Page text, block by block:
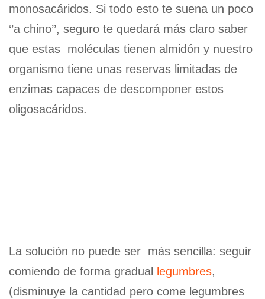
monosacáridos. Si todo esto te suena un poco
‘’a chino’’, seguro te quedará más claro saber
que estas moléculas tienen almidón y nuestro
organismo tiene unas reservas limitadas de
enzimas capaces de descomponer estos
oligosacáridos.
La solución no puede ser más sencilla: seguir
comiendo de forma gradual
legumbres,
(disminuye la cantidad pero come legumbres